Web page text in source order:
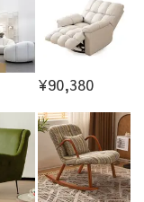
¥90,380